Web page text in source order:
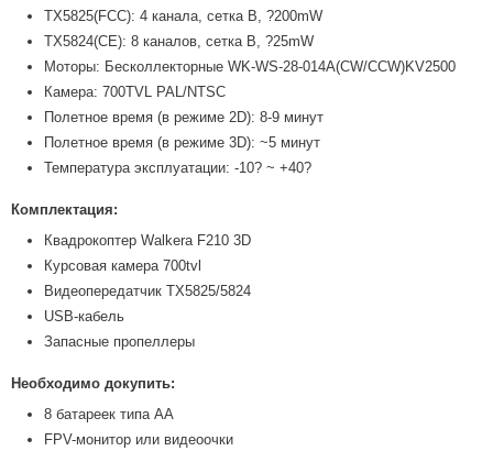
TX5825(FCC): 4 канала, сетка B, ?200mW
TX5824(CE): 8 каналов, сетка B, ?25mW
Моторы: Бесколлекторные WK-WS-28-014A(CW/CCW)KV2500
Камера: 700TVL PAL/NTSC
Полетное время (в режиме 2D): 8-9 минут
Полетное время (в режиме 3D): ~5 минут
Температура эксплуатации: -10? ~ +40?
Комплектация:
Квадрокоптер Walkera F210 3D
Курсовая камера 700tvl
Видеопередатчик TX5825/5824
USB-кабель
Запасные пропеллеры
Необходимо докупить:
8 батареек типа АА
FPV-монитор или видеоочки